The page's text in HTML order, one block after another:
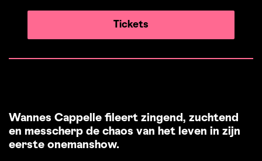
Tickets
Wannes Cappelle fileert zingend, zuchtend
en messcherp de chaos van het leven in zijn
eerste onemanshow.